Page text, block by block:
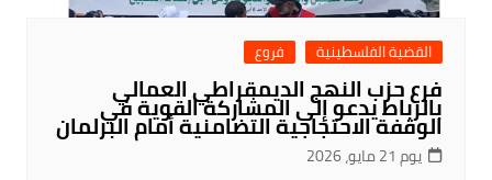
القضية الفلسطينية فروع
فرع حزب النهج الديمقراطي العمالي
بالرباط يدعو إلى المشاركة القوية في
الوقفة الاحتجاجية التضامنية أمام البرلمان
يوم 21 مايو، 2026